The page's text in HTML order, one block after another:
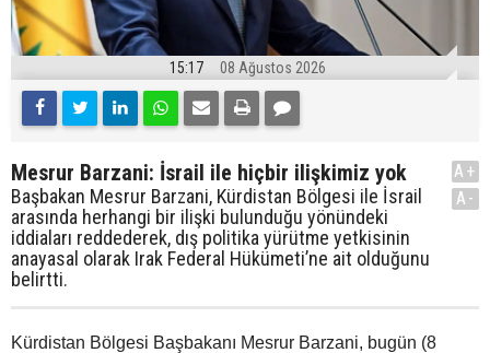
15:17 08 Ağustos 2026
Mesrur Barzani: İsrail ile hiçbir ilişkimiz yok
Başbakan Mesrur Barzani, Kürdistan Bölgesi ile İsrail
arasında herhangi bir ilişki bulunduğu yönündeki
iddiaları reddederek, dış politika yürütme yetkisinin
anayasal olarak Irak Federal Hükümeti’ne ait olduğunu
belirtti.
A+
A-
Kürdistan Bölgesi Başbakanı Mesrur Barzani, bugün (8